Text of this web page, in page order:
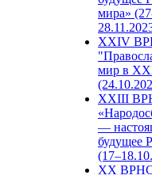
мира»
XXIV
мир в
XXIII
—
будущее
XX ВРНС